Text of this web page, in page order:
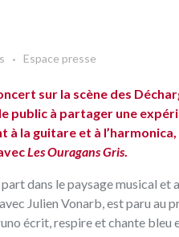
Espace presse
sur la scène des
public à partager une
à la guitare et à
Les Ouragans Gris‭
dans le paysage musical
Julien Vonarb‭, ‬est paru au
écrit‭, ‬respire et chante bleu